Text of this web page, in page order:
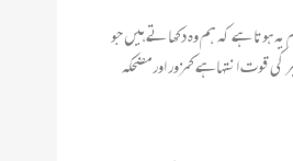
ہوتا ہے کہ ہم وہ دکھاتے ہیں جو
انتہاہے کمزور اور مضحکہ